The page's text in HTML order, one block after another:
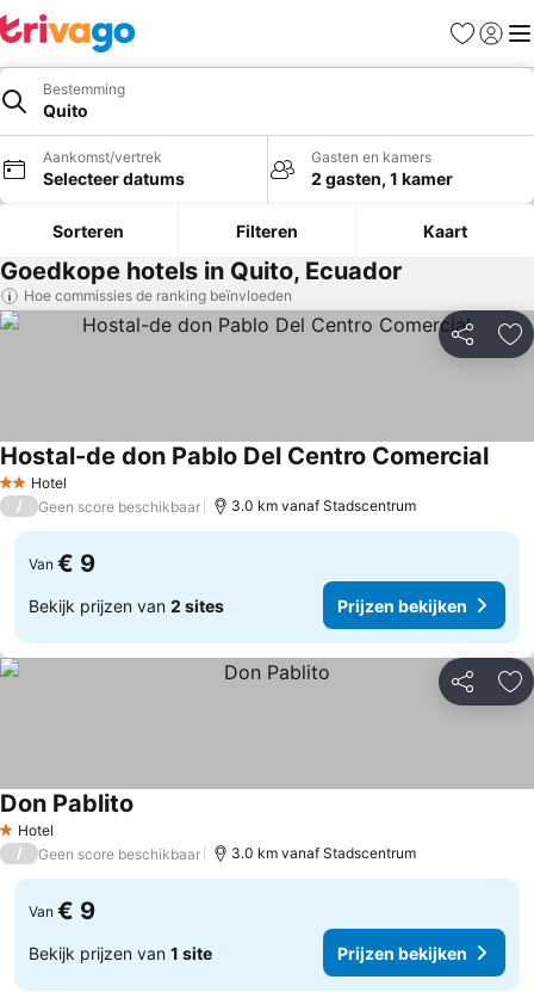
Favorieten
Bestemming
Quito
Aankomst/vertrek
Selecteer datums
Gasten en kamers
2 gasten, 1 kamer
Sorteren Filteren Kaart
Goedkope hotels in Quito, Ecuador
Hoe commissies de ranking beïnvloeden
Delen
2 Sterren
Hotel
Hostal-de don Pablo Del Centro Comercial
/ Geen score beschikbaar 3.0 km vanaf Stadscentrum
Van € 9
Bekijk prijzen van 2 sites Prijzen bekijken
Delen
1 Sterren
Hotel
Don Pablito
/ Geen score beschikbaar 3.0 km vanaf Stadscentrum
Van € 9
Bekijk prijzen van 1 site Prijzen bekijken